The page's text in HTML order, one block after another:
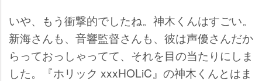
いや、もう衝撃的でしたね。神木くんはすごい。
新海さんも、音響監督さんも、彼は声優さんだか
らっておっしゃってて、それを目の当たりにしま
した。『ホリック xxxHOLiC』の神木くんとはま